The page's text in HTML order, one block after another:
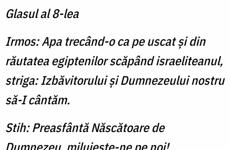
Glasul al 8-lea
Irmos: Apa trecând-o ca pe uscat și din
rău­tatea egiptenilor scăpând israeli­tea­­nul,
striga: Izbăvitorului și Dumnezeului nos­tru
să-I cântăm.
Stih: Preasfântă Născătoare de